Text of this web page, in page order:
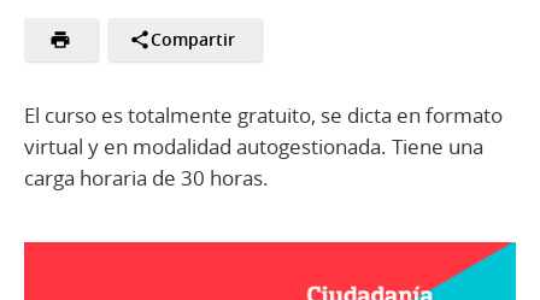
Compartir
El curso es totalmente gratuito, se dicta en formato
virtual y en modalidad autogestionada. Tiene una
carga horaria de 30 horas.